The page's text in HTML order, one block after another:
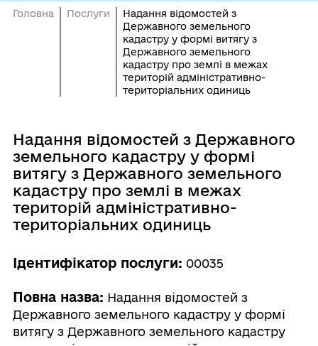
Головна Послуги
Надання відомостей з
Державного земельного
кадастру у формі витягу з
Державного земельного
кадастру про землі в межах
територій адміністративно-
територіальних одиниць
Надання відомостей з Державного
земельного кадастру у формі
витягу з Державного земельного
кадастру про землі в межах
територій адміністративно-
територіальних одиниць
Ідентифікатор послуги: 00035
Повна назва: Надання відомостей з
Державного земельного кадастру у формі
витягу з Державного земельного кадастру